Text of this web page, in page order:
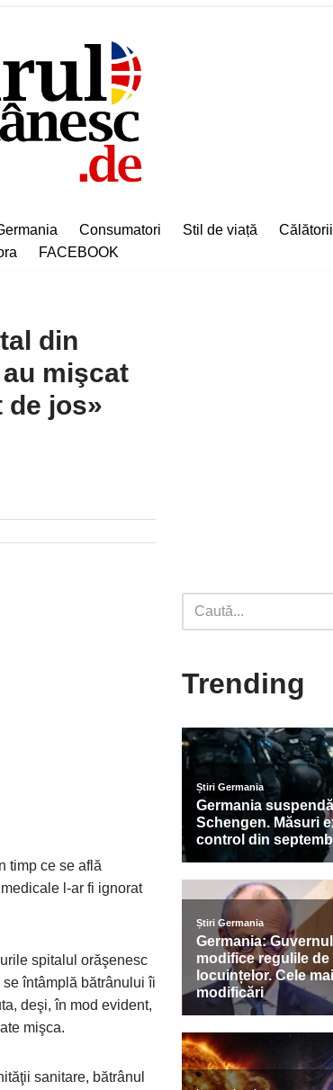
Consumatori Stil de viață Călătorii
FACEBOOK
din
mişcat
de jos»
timp ce se află
l-ar fi ignorat
spitalul orăşenesc
întâmplă bătrânului îi
deşi, în mod evident,
mişca.
sanitare, bătrânul
Trending